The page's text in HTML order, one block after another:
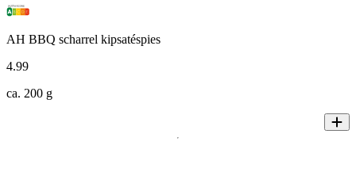
AH BBQ scharrel kipsatéspies
4.99
ca. 200 g